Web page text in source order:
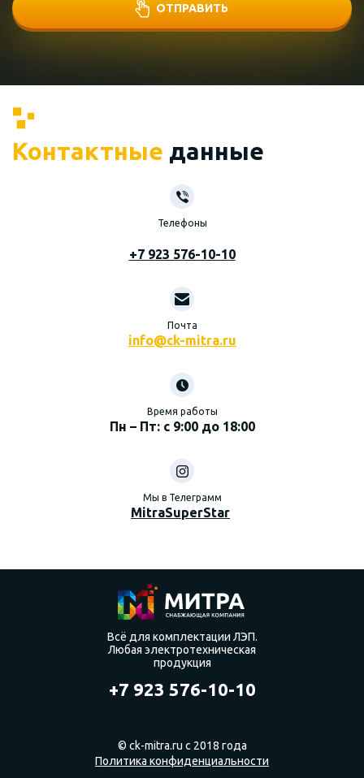
ОТПРАВИТЬ
Контактные данные
Телефоны
+7 923 576-10-10
Почта
info@ck-mitra.ru
Время работы
Пн – Пт: с 9:00 до 18:00
Мы в Телеграмм
MitraSuperStar
Всё для комплектации ЛЭП.
Любая электротехническая
продукция
+7 923 576-10-10
© ck-mitra.ru с 2018 года
Политика конфиденциальности